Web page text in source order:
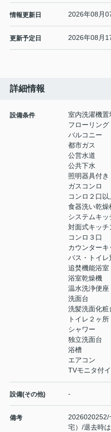
情報更新日 2026年08月
更新予定日 2026年08月
詳細情報
設備条件
室内洗濯機置
フローリング
バルコニー
都市ガス
公営水道
公共下水
照明器具付き
ガスコンロ
コンロ２口以
食器洗い乾燥
システムキッ
対面式キッチ
コンロ３口
カウンターキ
バス・トイレ
追焚機能浴室
浴室乾燥機
温水洗浄便座
洗面台
洗髪洗面化粧
トイレ２ヶ所
シャワー
独立洗面台
浴槽
エアコン
TVモニタ付
設備(その他) -
備考
2026020252/
宅）/退去時